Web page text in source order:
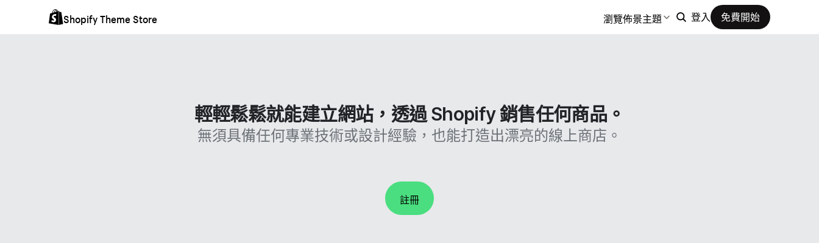
Shopify Theme Store 瀏覽佈景主題 登入 免費開始
輕輕鬆鬆就能建立網站，透過 Shopify 銷售任何商品。
無須具備任何專業技術或設計經驗，也能打造出漂亮的線上商店。
註冊